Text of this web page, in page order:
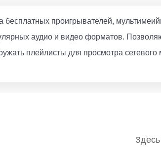
бесплатных проигрывателей,
аудио и видео форматов.
плейлисты для просмотра сетевого